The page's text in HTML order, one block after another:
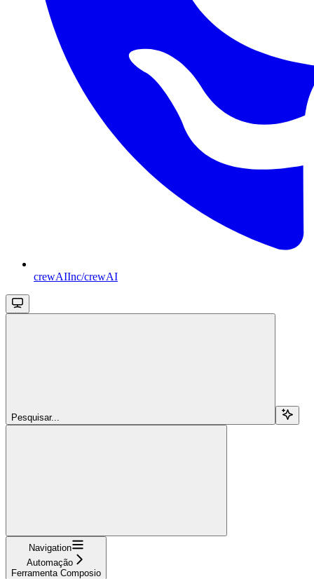
crewAIInc/crewAI
Pesquisar...
Navigation
Automação
Ferramenta Composio